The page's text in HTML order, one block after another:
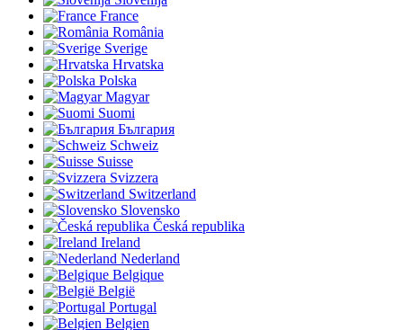
France
România
Sverige
Hrvatska
Polska
Magyar
Suomi
България
Schweiz
Suisse
Svizzera
Switzerland
Slovensko
Česká republika
Ireland
Nederland
Belgique
België
Portugal
Belgien